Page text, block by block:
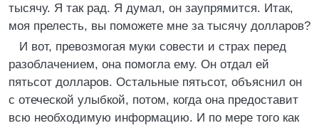
тысячу. Я так рад. Я думал, он заупрямится. Итак,
моя прелесть, вы поможете мне за тысячу долларов?
И вот, превозмогая муки совести и страх перед
разоблачением, она помогла ему. Он отдал ей
пятьсот долларов. Остальные пятьсот, объяснил он
с отеческой улыбкой, потом, когда она предоставит
всю необходимую информацию. И по мере того как